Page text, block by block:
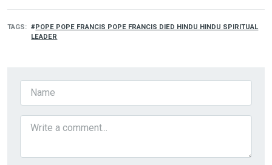
TAGS
POPE POPE FRANCIS POPE FRANCIS DIED HINDU HINDU SPIRITUAL
LEADER